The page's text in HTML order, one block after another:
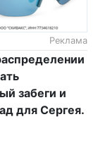
Реклама
забеги и
для Сергея.